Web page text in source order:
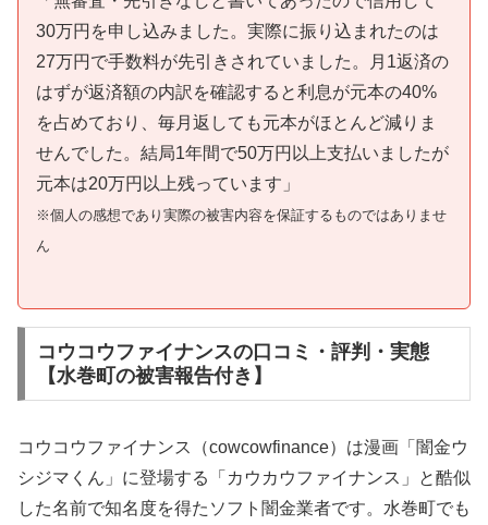
30万円を申し込みました。実際に振り込まれたのは
27万円で手数料が先引きされていました。月1返済の
はずが返済額の内訳を確認すると利息が元本の40%
を占めており、毎月返しても元本がほとんど減りま
せんでした。結局1年間で50万円以上支払いましたが
元本は20万円以上残っています」
※個人の感想であり実際の被害内容を保証するものではありませ
ん
コウコウファイナンスの口コミ・評判・実態
【水巻町の被害報告付き】
コウコウファイナンス（cowcowfinance）は漫画「闇金ウ
シジマくん」に登場する「カウカウファイナンス」と酷似
した名前で知名度を得たソフト闇金業者です。水巻町でも